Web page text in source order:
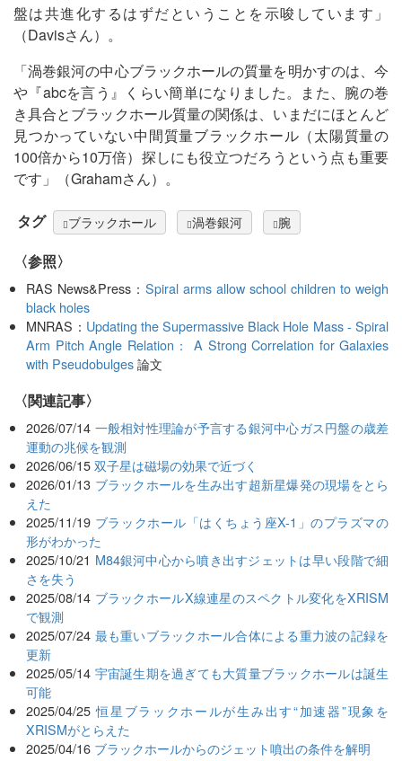
盤は共進化するはずだということを示唆しています」
（Davisさん）。
「渦巻銀河の中心ブラックホールの質量を明かすのは、今
や『abcを言う』くらい簡単になりました。また、腕の巻
き具合とブラックホール質量の関係は、いまだにほとんど
見つかっていない中間質量ブラックホール（太陽質量の
100倍から10万倍）探しにも役立つだろうという点も重要
です」（Grahamさん）。
タグ ブラックホール 渦巻銀河 腕
〈参照〉
RAS News&Press：Spiral arms allow school children to weigh
black holes
MNRAS： Updating the Supermassive Black Hole Mass - Spiral
Arm Pitch Angle Relation： A Strong Correlation for Galaxies
with Pseudobulges論文
関連記事
2026/07/14 一般相対性理論が予言する銀河中心ガス円盤の歳差
運動の兆候を観測
2026/06/15 双子星は磁場の効果で近づく
2026/01/13 ブラックホールを生み出す超新星爆発の現場をとら
えた
2025/11/19 ブラックホール「はくちょう座X-1」のプラズマの
形がわかった
2025/10/21 M84銀河中心から噴き出すジェットは早い段階で細
さを失う
2025/08/14 ブラックホールX線連星のスペクトル変化をXRISM
で観測
2025/07/24 最も重いブラックホール合体による重力波の記録を
更新
2025/05/14 宇宙誕生期を過ぎても大質量ブラックホールは誕生
可能
2025/04/25 恒星ブラックホールが生み出す“加速器”現象を
XRISMがとらえた
2025/04/16 ブラックホールからのジェット噴出の条件を解明